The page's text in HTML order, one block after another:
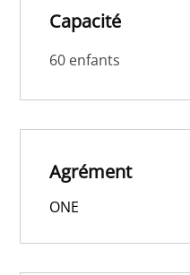
Capacité
60 enfants
Agrément
ONE